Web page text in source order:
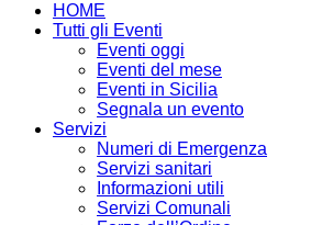
HOME
Tutti gli Eventi
Eventi oggi
Eventi del mese
Eventi in Sicilia
Segnala un evento
Servizi
Numeri di Emergenza
Servizi sanitari
Informazioni utili
Servizi Comunali